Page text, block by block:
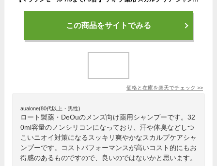
この商品をサイトでみる
価格と在庫を楽天でチェック >>
aualone(80代以上・男性)
ロート製薬・DeOuのメンズ向け薬用シャンプーです。32
0ml容量のノンシリコンになっており、汗や体臭などしつ
こいニオイ対策になるスッキリ爽やかなスカルプケアシャ
ンプーです。コストパフォーマンスが高いコスト的にもお
得感のあるものですので、良いのではないかと思います。